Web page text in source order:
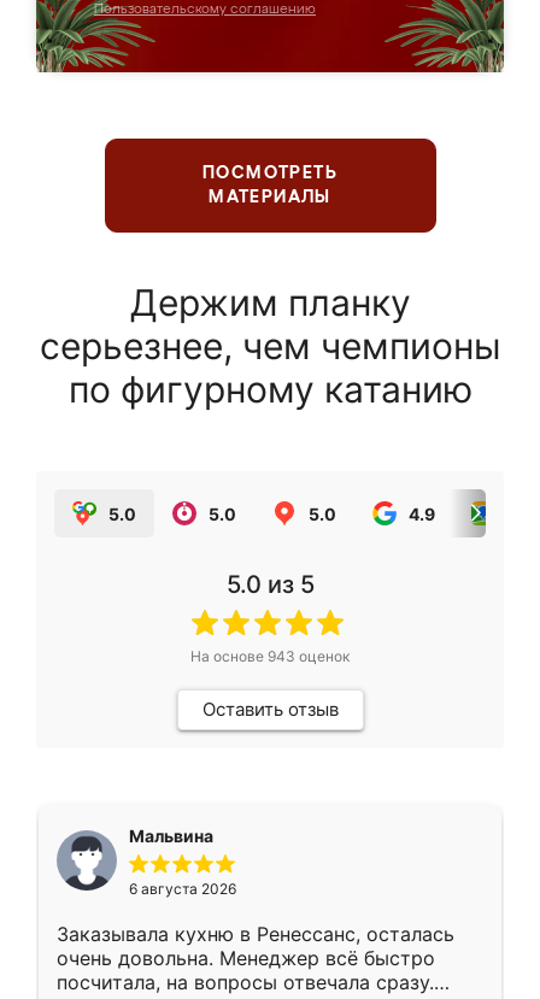
Пользовательскому соглашению
ПОСМОТРЕТЬ
МАТЕРИАЛЫ
Держим планку
серьезнее, чем чемпионы
по фигурному катанию
5.0 5.0 5.0 4.9
5.0 из 5
На основе 943 оценок
Оставить отзыв
Мальвина
6 августа 2026
Заказывала кухню в Ренессанс, осталась
очень довольна. Менеджер всё быстро
посчитала, на вопросы отвечала сразу.